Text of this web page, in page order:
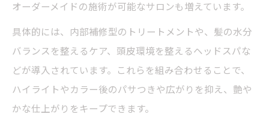
オーダーメイドの施術が可能なサロンも増えています。
具体的には、内部補修型のトリートメントや、髪の水分
バランスを整えるケア、頭皮環境を整えるヘッドスパな
どが導入されています。これらを組み合わせることで、
ハイライトやカラー後のパサつきや広がりを抑え、艶や
かな仕上がりをキープできます。